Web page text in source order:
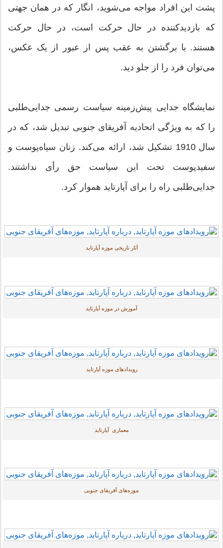
پشت این افراد مواجه می‌شوید، انگار که در همان جهتی
که بازدیدکننده در حال حرکت است، در حال حرکت
هستند. با برگشتن به عقب پس از عبور از یک عکس،
می‌توان فرد را از جلو دید.
نمایشگاه جدایی پیش‌زمینه سیاست رسمی جدایی‌طلبی
را که به ویژگی اتحادیه آفریقای جنوبی تبدیل شد، که در
سال 1910 تشکیل شد، ارائه می‌کند. زنان سیاه‌پوست و
سفیدپوست تحت این سیاست حق رأی نداشتند.
جدایی‌طلبی راه را برای آپارتاید هموار کرد.
آثار تاریخی موزه آپارتاید
آموزش در موزه آپارتاید
رویدادهای موزه آپارتاید
معماری آپارتاید
موزه‌های آفریقای جنوبی